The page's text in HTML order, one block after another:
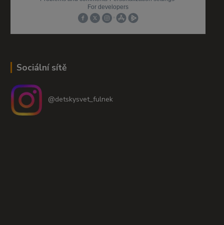
Sociální sítě
@detskysvet_fulnek